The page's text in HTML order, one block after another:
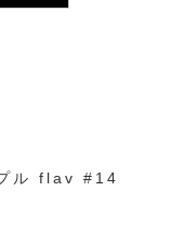
ル flav #14